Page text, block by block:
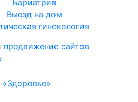
Выезд на дом
гинекология
продвижение сайтов